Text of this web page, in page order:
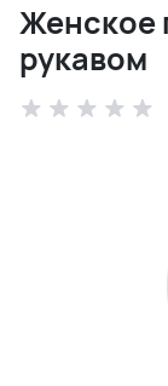
Женское
рукавом